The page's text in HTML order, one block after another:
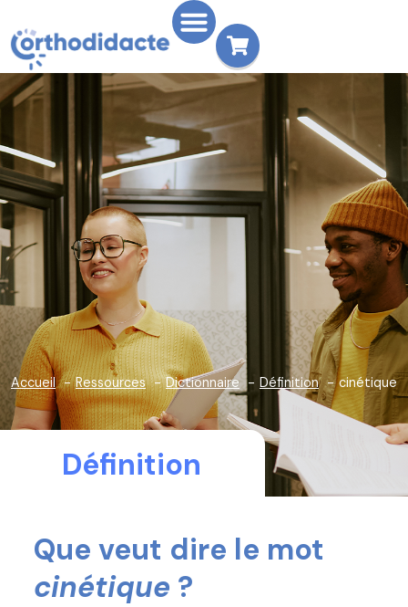
Accueil Ressources Dictionnaire Définition cinétique
Définition
Que veut dire le mot
cinétique ?